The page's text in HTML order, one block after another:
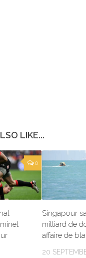
LIKE...
0
Singapour
milliard de
affaire de
20